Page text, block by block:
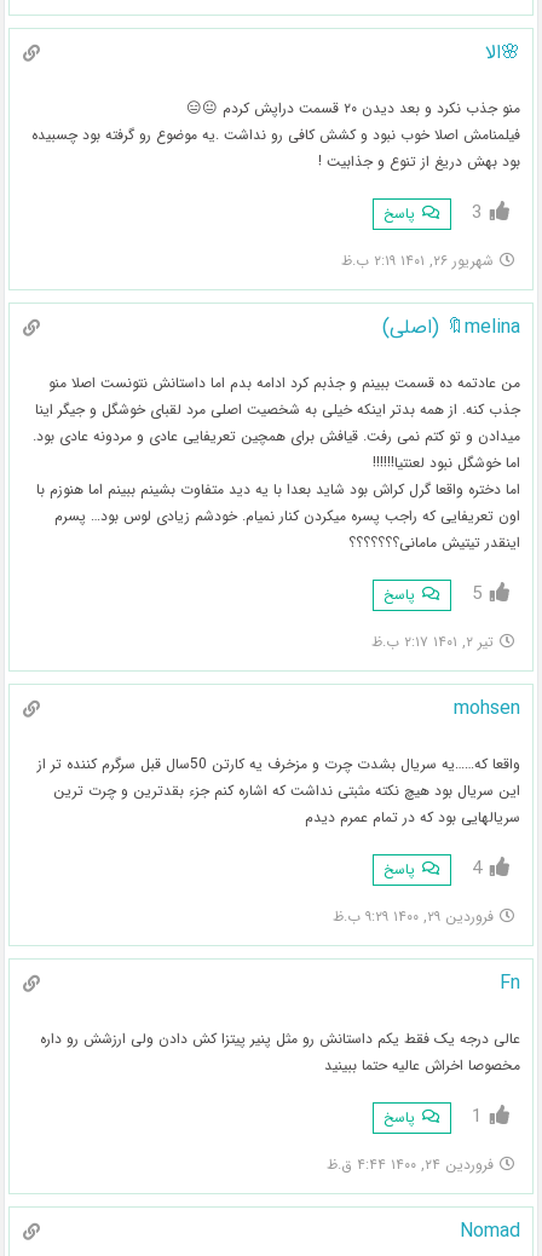
🌸الا
منو جذب نکرد و بعد دیدن ۲۰ قسمت دراپش کردم 😐😑
فیلمنامش اصلا خوب نبود و کشش کافی رو نداشت .یه موضوع رو گرفته بود چسبیده
بود بهش دریغ از تنوع و جذابیت !
3 پاسخ
شهریور ۲۶, ۱۴۰۱ ۲:۱۹ ب.ظ
melina🔖 (اصلی)
من عادتمه ده قسمت ببینم و جذبم کرد ادامه بدم اما داستانش نتونست اصلا منو
جذب کنه. از همه بدتر اینکه خیلی به شخصیت اصلی مرد لقبای خوشگل و جیگر اینا
میدادن و تو کتم نمی رفت. قیافش برای همچین تعریفایی عادی و مردونه عادی بود.
اما خوشگل نبود لعنتیا!!!!!!
اما دختره واقعا گرل کراش بود شاید بعدا با یه دید متفاوت بشینم ببینم اما هنوزم با
اون تعریفایی که راجب پسره میکردن کنار نمیام. خودشم زیادی لوس بود… پسرم
اینقدر تیتیش مامانی؟؟؟؟؟؟؟
5 پاسخ
تیر ۲, ۱۴۰۱ ۲:۱۷ ب.ظ
mohsen
واقعا که……یه سریال بشدت چرت و مزخرف یه کارتن 50سال قبل سرگرم کننده تر از
این سریال بود هیچ نکته مثبتی نداشت که اشاره کنم جزء بقدترین و چرت ترین
سریالهایی بود که در تمام عمرم دیدم
4 پاسخ
فروردین ۲۹, ۱۴۰۰ ۹:۲۹ ب.ظ
Fn
عالی درجه یک فقط یکم داستانش رو مثل پنیر پیتزا کش دادن ولی ارزشش رو داره
مخصوصا اخراش عالیه حتما ببینید
1 پاسخ
فروردین ۲۴, ۱۴۰۰ ۴:۴۴ ق.ظ
Nomad